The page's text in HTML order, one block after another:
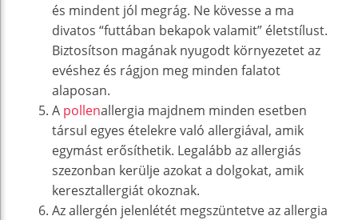
és mindent jól megrág. Ne kövesse a ma
divatos “futtában bekapok valamit” életstílust.
Biztosítson magának nyugodt környezetet az
evéshez és rágjon meg minden falatot
alaposan.
A pollenallergia majdnem minden esetben
társul egyes ételekre való allergiával, amik
egymást erősíthetik. Legalább az allergiás
szezonban kerülje azokat a dolgokat, amik
keresztallergiát okoznak.
Az allergén jelenlétét megszüntetve az allergia